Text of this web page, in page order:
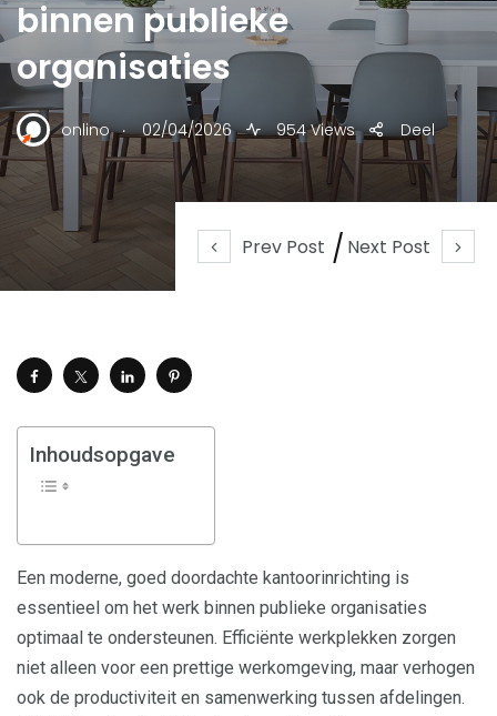
Prev Post Next Post
binnen publieke
organisaties
onlino . 02/04/2026 954 Views Deel
Inhoudsopgave
Een moderne, goed doordachte kantoorinrichting is
essentieel om het werk binnen publieke organisaties
optimaal te ondersteunen. Efficiënte werkplekken zorgen
niet alleen voor een prettige werkomgeving, maar verhogen
ook de productiviteit en samenwerking tussen afdelingen.